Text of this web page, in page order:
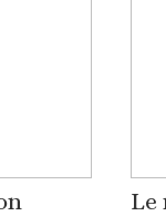
Le